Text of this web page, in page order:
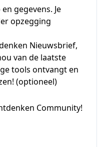
gegevens. Je
opzegging
Nieuwsbrief,
van de laatste
tools ontvangt en
(optioneel)